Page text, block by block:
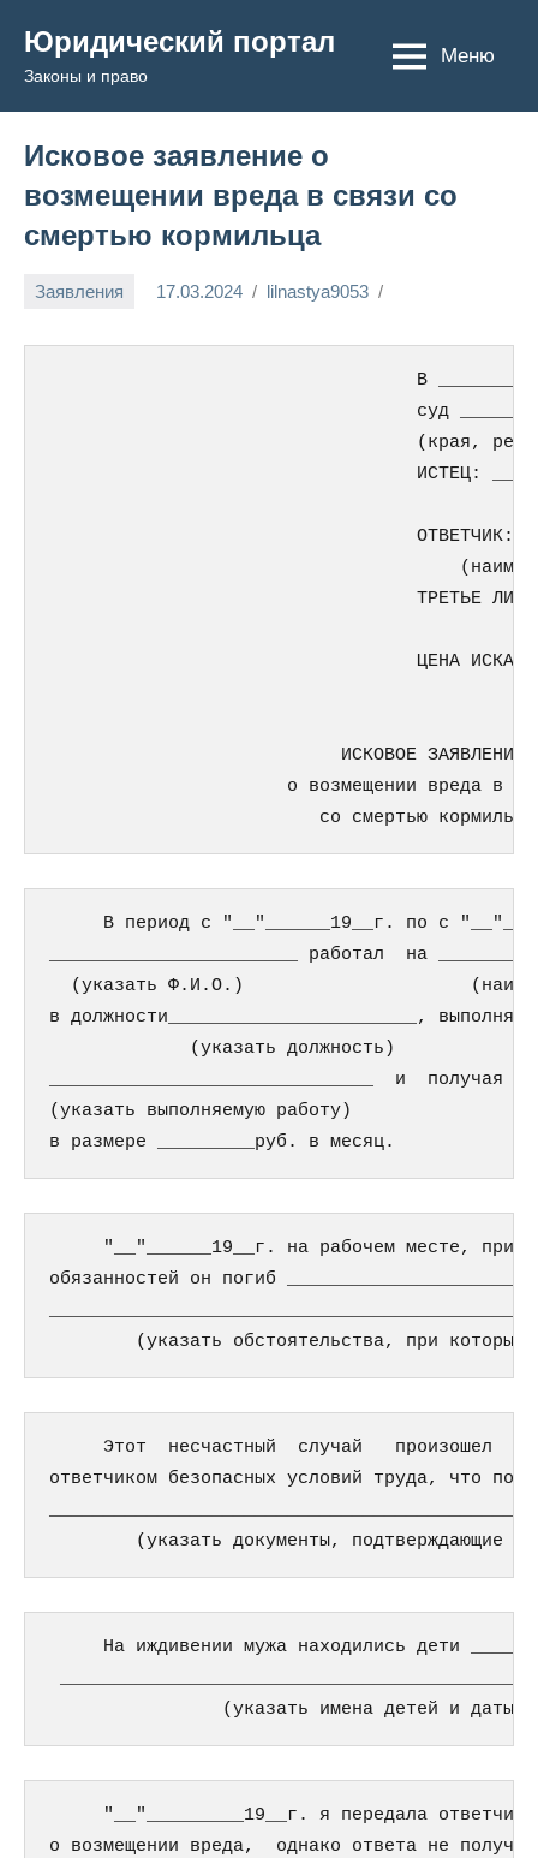
содержимому
Юридический портал
Законы и право
Меню
Исковое заявление о
возмещении вреда в связи со
смертью кормильца
Заявления 17.03.2024 lilnastya9053
В
суд
ИСТЕЦ:
ОТВЕТЧИК:
ТРЕТЬЕ
ЦЕНА
о
В период с "__"______19__г. по с
_______________________ работал  на
(указать Ф.И.О.)
в должности_______________________, выполняя
             (указать должность)
______________________________  и  получая
(указать выполняемую работу)
в размере _________руб. в месяц.
"__"______19__г. на рабочем месте, при
обязанностей он погиб
(указать обстоятельства, при которых
Этот  несчастный  случай   произошел
ответчиком безопасных условий труда, что
(указать документы, подтверждающие
На иждивении мужа находились дети
(указать имена детей
"__"_________19__г. я передала
о возмещении вреда,  однако ответа не